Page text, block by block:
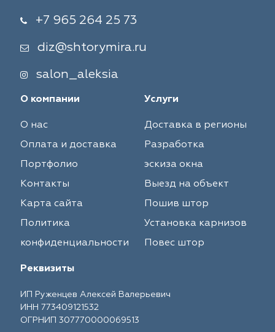
+7 965 264 25 73
diz@shtorymira.ru
salon_aleksia
О компании
О нас
Оплата и доставка
Портфолио
Контакты
Карта сайта
Политика
конфиденциальности
Услуги
Доставка в регионы
Разработка
эскиза окна
Выезд на объект
Пошив штор
Установка карнизов
Повес штор
Реквизиты
ИП Руженцев Алексей Валерьевич
ИНН 773409121532
ОГРНИП 307770000069513